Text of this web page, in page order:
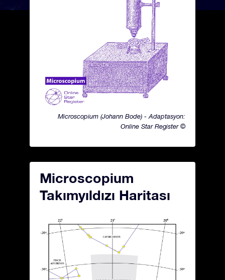
Microscopium (Johann Bode) - Adaptasyon:
Online Star Register ©
Microscopium
Takımyıldızı Haritası